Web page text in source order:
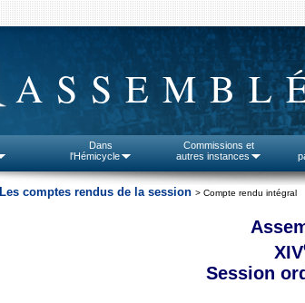
Dans
l'Hémicycle
Commissions et
autres instances
Les comptes rendus de la session > Compte rendu intégral
XIV
Session